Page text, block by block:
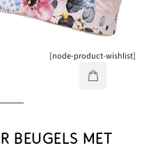
[node-product-wishlist]
BEUGELS MET